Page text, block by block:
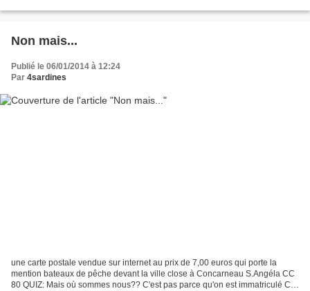
Non mais...
Publié le 06/01/2014 à 12:24
Par 4sardines
une carte postale vendue sur internet au prix de 7,00 euros qui porte la
mention bateaux de pêche devant la ville close à Concarneau S.Angéla CC
80 QUIZ: Mais où sommes nous?? C'est pas parce qu'on est immatriculé CC